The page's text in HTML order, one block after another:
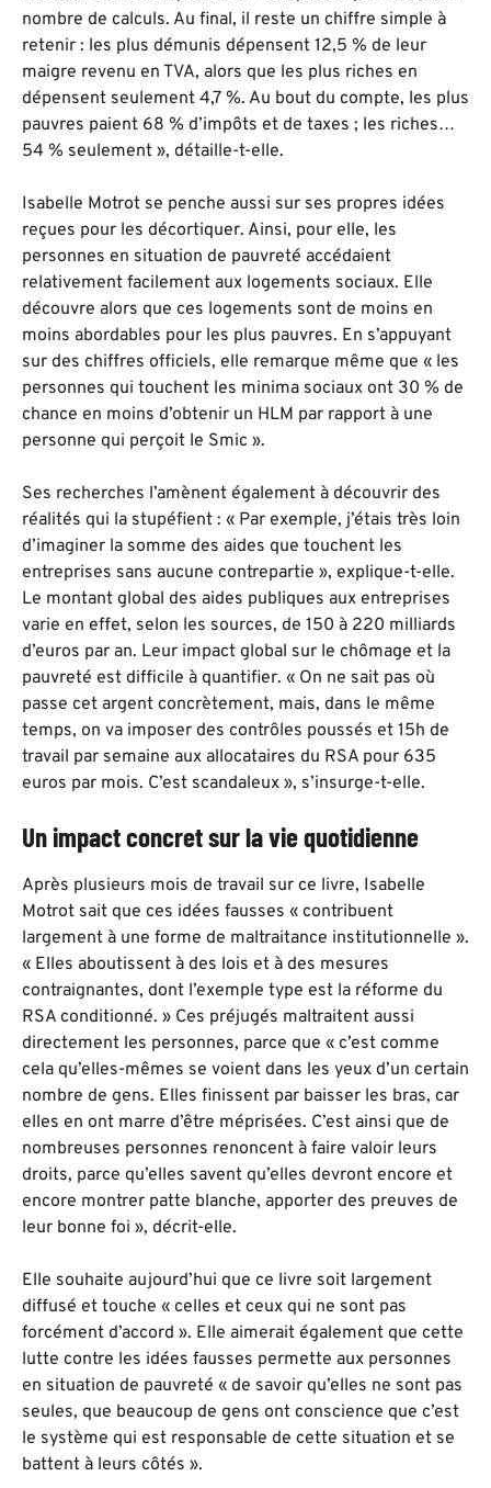
nombre de calculs. Au final, il reste un chiffre simple à
retenir : les plus démunis dépensent 12,5 % de leur
maigre revenu en TVA, alors que les plus riches en
dépensent seulement 4,7 %. Au bout du compte, les plus
pauvres paient 68 % d’impôts et de taxes ; les riches…
54 % seulement », détaille-t-elle.
Isabelle Motrot se penche aussi sur ses propres idées
reçues pour les décortiquer. Ainsi, pour elle, les
personnes en situation de pauvreté accédaient
relativement facilement aux logements sociaux. Elle
découvre alors que ces logements sont de moins en
moins abordables pour les plus pauvres. En s’appuyant
sur des chiffres officiels, elle remarque même que « les
personnes qui touchent les minima sociaux ont 30 % de
chance en moins d’obtenir un HLM par rapport à une
personne qui perçoit le Smic ».
Ses recherches l’amènent également à découvrir des
réalités qui la stupéfient : « Par exemple, j’étais très loin
d’imaginer la somme des aides que touchent les
entreprises sans aucune contrepartie », explique-t-elle.
Le montant global des aides publiques aux entreprises
varie en effet, selon les sources, de 150 à 220 milliards
d’euros par an. Leur impact global sur le chômage et la
pauvreté est difficile à quantifier. « On ne sait pas où
passe cet argent concrètement, mais, dans le même
temps, on va imposer des contrôles poussés et 15h de
travail par semaine aux allocataires du RSA pour 635
euros par mois. C’est scandaleux », s’insurge-t-elle.
Un impact concret sur la vie quotidienne
Après plusieurs mois de travail sur ce livre, Isabelle
Motrot sait que ces idées fausses « contribuent
largement à une forme de maltraitance institutionnelle ».
« Elles aboutissent à des lois et à des mesures
contraignantes, dont l’exemple type est la réforme du
RSA conditionné. » Ces préjugés maltraitent aussi
directement les personnes, parce que « c’est comme
cela qu’elles-mêmes se voient dans les yeux d’un certain
nombre de gens. Elles finissent par baisser les bras, car
elles en ont marre d’être méprisées. C’est ainsi que de
nombreuses personnes renoncent à faire valoir leurs
droits, parce qu’elles savent qu’elles devront encore et
encore montrer patte blanche, apporter des preuves de
leur bonne foi », décrit-elle.
Elle souhaite aujourd’hui que ce livre soit largement
diffusé et touche « celles et ceux qui ne sont pas
forcément d’accord ». Elle aimerait également que cette
lutte contre les idées fausses permette aux personnes
en situation de pauvreté « de savoir qu’elles ne sont pas
seules, que beaucoup de gens ont conscience que c’est
le système qui est responsable de cette situation et se
battent à leurs côtés ».